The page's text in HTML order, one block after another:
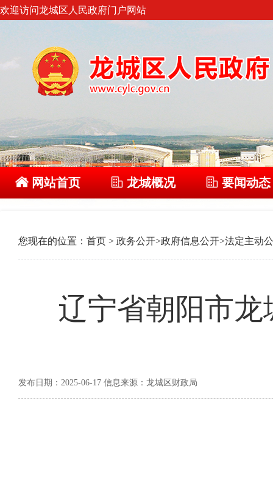
欢迎访问龙城区人民政府门户网站
网站首页 龙城概况 要闻动态
您现在的位置： 首页 > 政务公开>政府信息公开>法定主动
辽宁省朝阳市龙
发布日期：2025-06-17 信息来源：龙城区财政局